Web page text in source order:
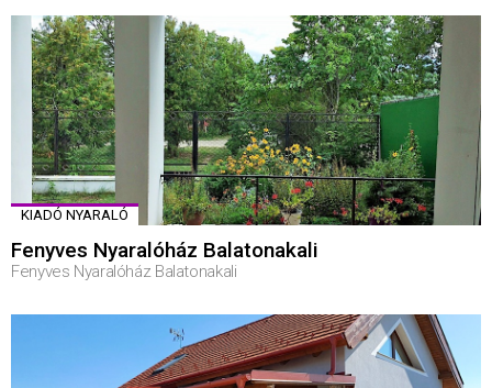
KIADÓ NYARALÓ
Fenyves Nyaralóház Balatonakali
Fenyves Nyaralóház Balatonakali